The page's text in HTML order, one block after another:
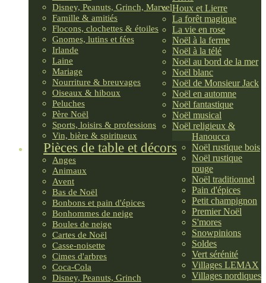
Disney, Peanuts, Grinch, Marvel
Famille & amitiés
Flocons, clochettes & étoiles
Gnomes, lutins et fées
Irlande
Laine
Mariage
Nourriture & breuvages
Oiseaux & hiboux
Peluches
Père Noël
Sports, loisirs & professions
Vin, bière & spiritueux
Pièces de table et décors
Anges
Animaux
Avent
Bas de Noël
Bonbons et pain d'épices
Bonhommes de neige
Boules de neige
Cartes de Noël
Casse-noisette
Cimes d'arbres
Coca-Cola
Disney, Peanuts, Grinch
Houx et Lierre
La forêt magique
La vie en rose
Noël à la ferme
Noël à la télé
Noël au bord de la mer
Noël blanc
Noël de Monsieur Jack
Noël en automne
Noël fantastique
Noël musical
Noël religieux &
Hanoucca
Noël rustique bois
Noël rustique
rouge
Noël traditionnel
Pain d'épices
Petit champignon
Premier Noël
S'mores
Snowpinions
Soldes
Vert sérénité
Villages LEMAX
Villages nordiques